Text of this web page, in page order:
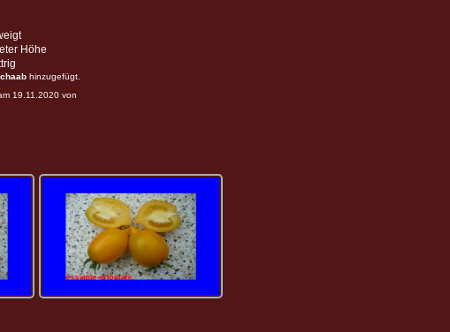
Höhe
hinzugefügt.
19.11.2020 von